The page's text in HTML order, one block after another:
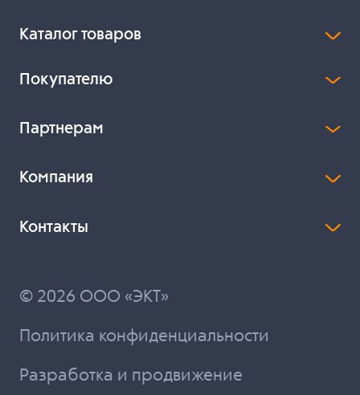
Каталог товаров
Покупателю
Партнерам
Компания
Контакты
© 2026 ООО «ЭКТ»
Политика конфиденциальности
Разработка и продвижение